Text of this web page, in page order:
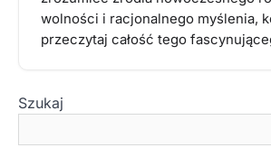
wolności i racjonalnego myślenia,
przeczytaj całość tego
Szukaj